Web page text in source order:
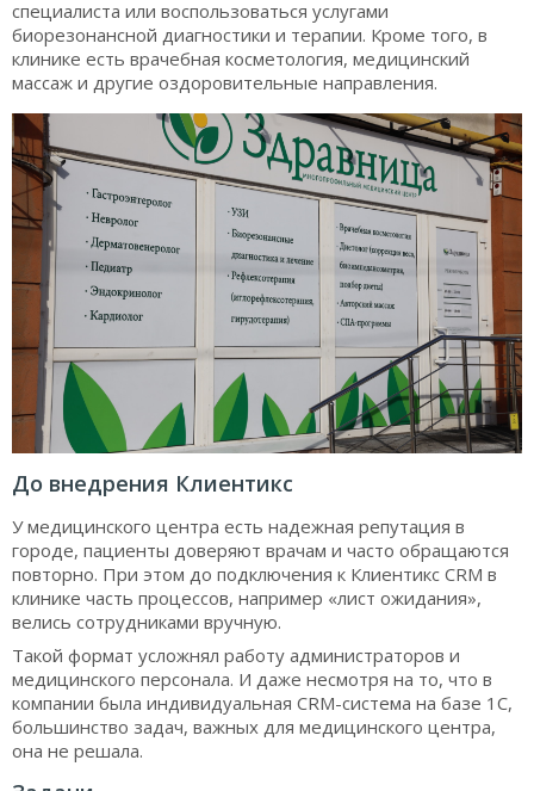
специалиста или воспользоваться услугами
биорезонансной диагностики и терапии. Кроме того, в
клинике есть врачебная косметология, медицинский
массаж и другие оздоровительные направления.
До внедрения Клиентикс
У медицинского центра есть надежная репутация в
городе, пациенты доверяют врачам и часто обращаются
повторно. При этом до подключения к Клиентикс CRM в
клинике часть процессов, например «лист ожидания»,
велись сотрудниками вручную.
Такой формат усложнял работу администраторов и
медицинского персонала. И даже несмотря на то, что в
компании была индивидуальная CRM-система на базе 1С,
большинство задач, важных для медицинского центра,
она не решала.